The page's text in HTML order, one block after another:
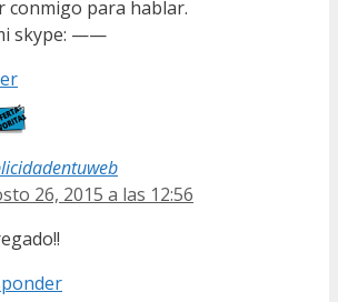
conmigo para hablar.
skype: ——
26, 2015 a las 12:56